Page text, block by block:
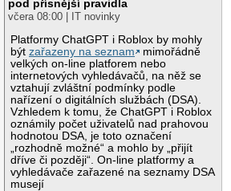
pod přísnější pravidla
včera 08:00 | IT novinky
Platformy ChatGPT i Roblox by mohly
býtzařazeny na seznam
mimořádně
velkých on-line platforem nebo
internetových vyhledávačů, na něž se
vztahují zvláštní podmínky podle
nařízení o digitálních službách (DSA).
Vzhledem k tomu, že ChatGPT i Roblox
oznámily počet uživatelů nad prahovou
hodnotou DSA, je toto označení
„rozhodně možné“ a mohlo by „přijít
dříve či později“. On-line platformy a
vyhledávače zařazené na seznamy DSA
musejí